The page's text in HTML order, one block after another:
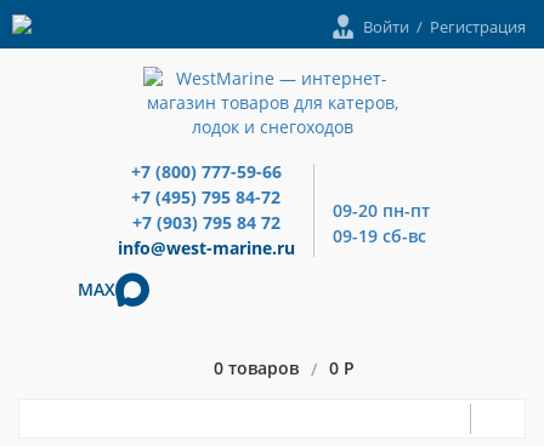
Войти / Регистрация
+7 (800) 777-59-66
+7 (495) 795 84-72
+7 (903) 795 84 72
info@west-marine.ru
09-20 пн-пт
09-19 сб-вс
MAX
0 товаров / 0 Р